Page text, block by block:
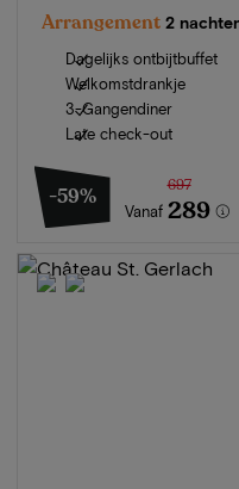
Arrangement 2
Dagelijks ontbijtbuffet
Welkomstdrankje
3-Gangendiner
Late check-out
-59%
Vanaf
697
289